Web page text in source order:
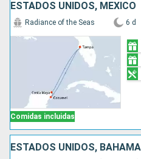
ESTADOS UNIDOS, MÉXICO
Comidas incluidas
Radiance of the Seas 6 d
ESTADOS UNIDOS,